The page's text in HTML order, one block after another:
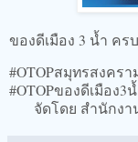
ของดีเมือง 3 น้ำ ค
#OTOPสมุทรสงครา
จัดโดย สำนักงา